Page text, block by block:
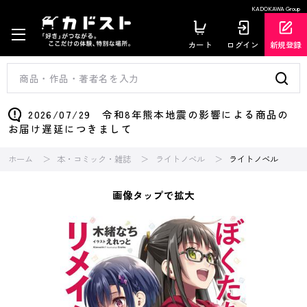
KADOKAWA Group
カート ログイン 新規登録
2026/07/29 令和8年熊本地震の影響による商品の
お届け遅延につきまして
ホーム 本・コミック・雑誌 ライトノベル ライトノベル
画像タップで拡大